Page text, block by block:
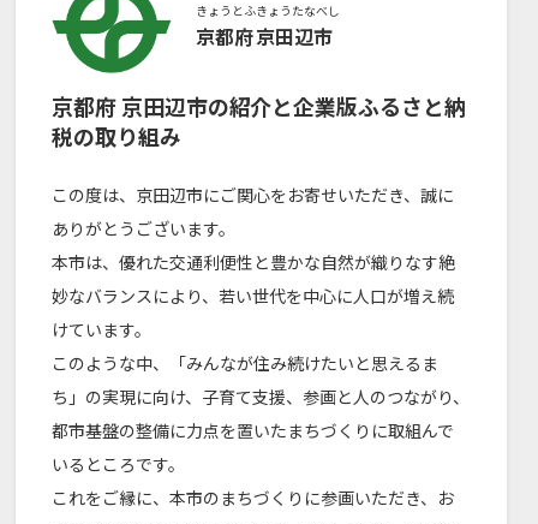
きょうとふ
京都府
きょうたなべし
京田辺市
京都府京田辺市の紹介と企業版ふるさと納
税の取り組み
この度は、京田辺市にご関心をお寄せいただき、誠に
ありがとうございます。
本市は、優れた交通利便性と豊かな自然が織りなす絶
妙なバランスにより、若い世代を中心に人口が増え続
けています。
このような中、「みんなが住み続けたいと思えるま
ち」の実現に向け、子育て支援、参画と人のつながり、
都市基盤の整備に力点を置いたまちづくりに取組んで
いるところです。
これをご縁に、本市のまちづくりに参画いただき、お